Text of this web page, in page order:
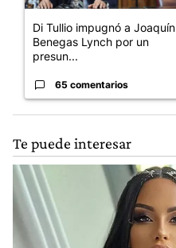
Di Tullio impugnó a Joaquín
Benegas Lynch por un
presun...
65 comentarios